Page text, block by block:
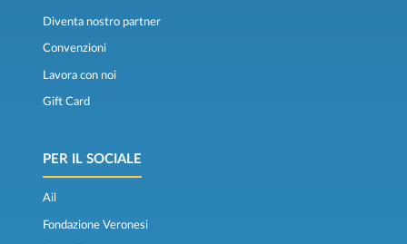
Diventa nostro partner
Convenzioni
Lavora con noi
Gift Card
PER IL SOCIALE
Ail
Fondazione Veronesi